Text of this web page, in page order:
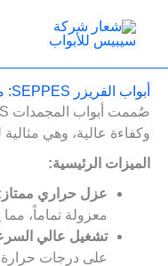
المحتوى
أبواب الفريزر SEPPES: مثالية للتخزين البارد
وكفاءة عالية، وهي مثالية
الميزات الرئيسية:
عزل حراري
معزولة تماماً،
تشغيل عالي
على درجات حرارة